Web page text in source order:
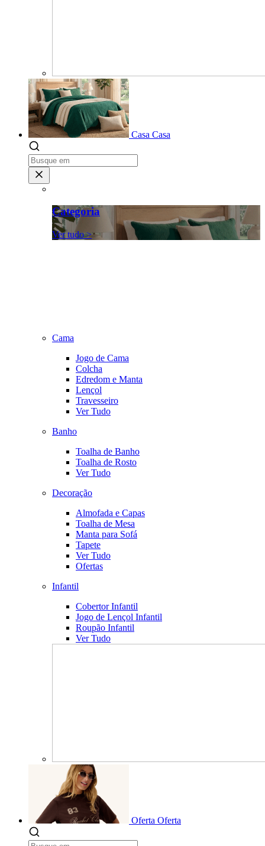
Casa Casa
Categoria
Ver tudo >
Cama
Jogo de Cama
Colcha
Edredom e Manta
Lençol
Travesseiro
Ver Tudo
Banho
Toalha de Banho
Toalha de Rosto
Ver Tudo
Decoração
Almofada e Capas
Toalha de Mesa
Manta para Sofá
Tapete
Ver Tudo
Ofertas
Infantil
Cobertor Infantil
Jogo de Lençol Infantil
Roupão Infantil
Ver Tudo
Oferta Oferta